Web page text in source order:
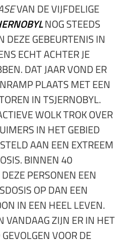
VAN DE VIJFDELIGE
NOG STEEDS
DEZE GEBEURTENIS IN
ECHT ACHTER JE
DAT JAAR VOND ER
PLAATS MET EEN
IN TSJERNOBYL.
WOLK TROK OVER
IN HET GEBIED
AAN EEN EXTREEM
BINNEN 40
PERSONEN EEN
OP DAN EEN
IN EEN HEEL LEVEN.
VANDAAG ZIJN ER IN HET
VOOR DE